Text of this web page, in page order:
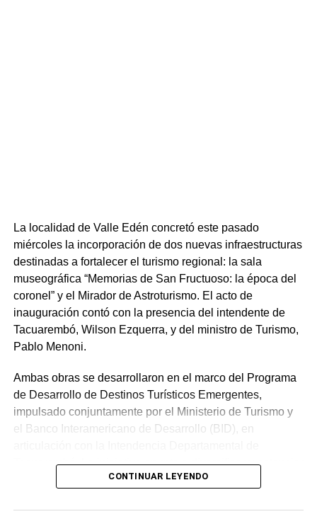
La localidad de Valle Edén concretó este pasado
miércoles la incorporación de dos nuevas infraestructuras
destinadas a fortalecer el turismo regional: la sala
museográfica “Memorias de San Fructuoso: la época del
coronel” y el Mirador de Astroturismo. El acto de
inauguración contó con la presencia del intendente de
Tacuarembó, Wilson Ezquerra, y del ministro de Turismo,
Pablo Menoni.
Ambas obras se desarrollaron en el marco del Programa
de Desarrollo de Destinos Turísticos Emergentes,
impulsado conjuntamente por el Ministerio de Turismo y
el Banco Interamericano de Desarrollo (BID), en
Tacuarembó. La iniciativa apunta a diversificar y potenciar
el atractivo de las Quebradas del Norte.
Continuidad institucional y políticas de
CONTINUAR LEYENDO